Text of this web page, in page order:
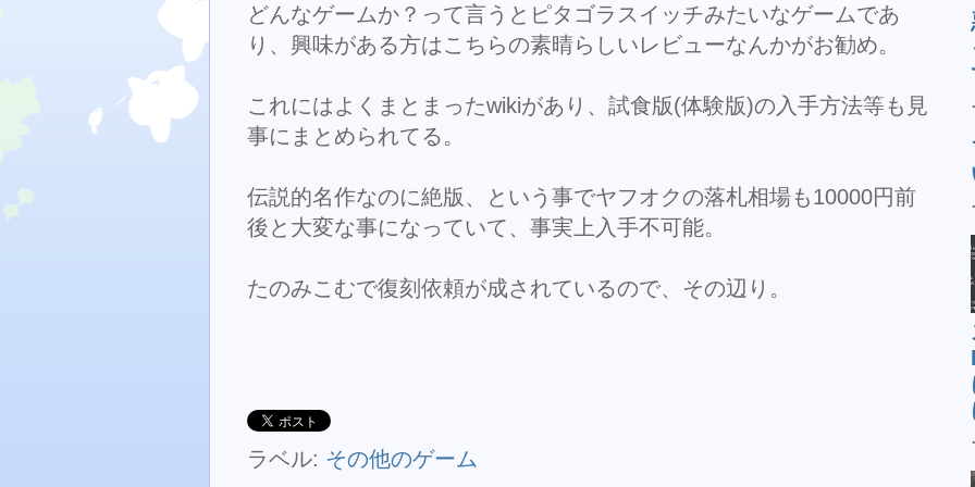
どんなゲームか？って言うとピタゴラスイッチみたいなゲームであ
り、興味がある方はこちらの素晴らしいレビューなんかがお勧め。
これにはよくまとまったwikiがあり、試食版(体験版)の入手方法等も見
事にまとめられてる。
伝説的名作なのに絶版、という事でヤフオクの落札相場も10000円前
後と大変な事になっていて、事実上入手不可能。
たのみこむで復刻依頼が成されているので、その辺り。
ラベル: その他のゲーム